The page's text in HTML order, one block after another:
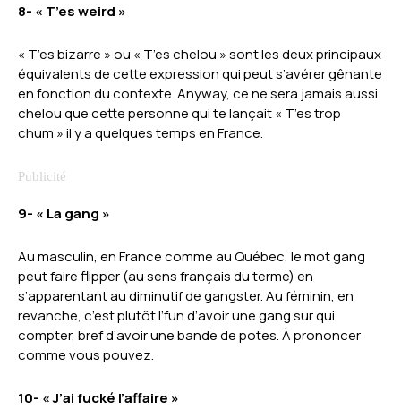
8- « T’es weird »
« T’es bizarre » ou « T’es chelou » sont les deux principaux
équivalents de cette expression qui peut s’avérer gênante
en fonction du contexte. Anyway, ce ne sera jamais aussi
chelou que cette personne qui te lançait « T’es trop
chum » il y a quelques temps en France.
9- « La gang »
Au masculin, en France comme au Québec, le mot gang
peut faire flipper (au sens français du terme) en
s’apparentant au diminutif de gangster. Au féminin, en
revanche, c’est plutôt l’fun d’avoir une gang sur qui
compter, bref d’avoir une bande de potes. À prononcer
comme vous pouvez.
10- « J’ai fucké l’affaire »